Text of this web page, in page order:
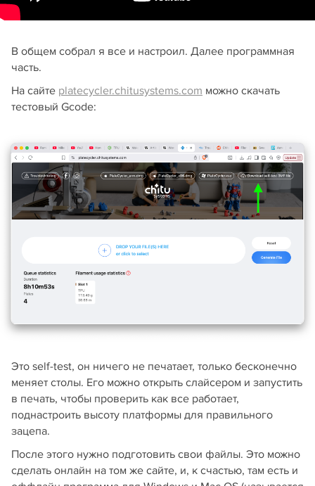
В общем собрал я все и настроил. Далее программная
часть.
На сайте platecycler.chitusystems.com можно скачать
тестовый Gcode:
Это self-test, он ничего не печатает, только бесконечно
меняет столы. Его можно открыть слайсером и запустить
в печать, чтобы проверить как все работает,
поднастроить высоту платформы для правильного
зацепа.
После этого нужно подготовить свои файлы. Это можно
сделать онлайн на том же сайте, и, к счастью, там есть и